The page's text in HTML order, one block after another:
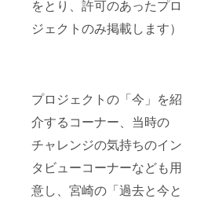
をとり、許可のあったプロ
ジェクトのみ掲載します）
プロジェクトの「今」を紹
介するコーナー、当時の
チャレンジの気持ちのイン
タビューコーナーなども用
意し、宮崎の「過去と今と